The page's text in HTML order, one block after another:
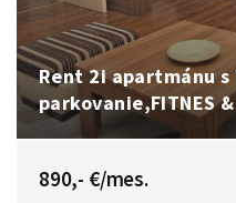
Rent 2i apartmánu
parkovanie,FITNES
890,- €/mes.